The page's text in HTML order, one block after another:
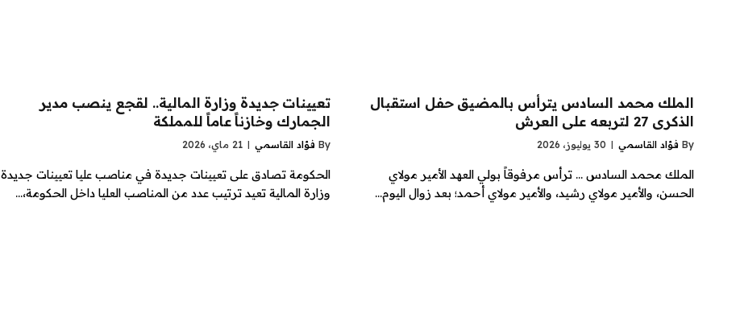
الملك محمد السادس يترأس بالمضيق حفل استقبال
الذكرى 27 لتربعه على العرش
By فؤاد القاسمي 30 يوليوز، 2026
الملك محمد السادس … ترأس مرفوقاً بولي العهد الأمير مولاي
الحسن، والأمير مولاي رشيد، والأمير مولاي أحمد؛ بعد زوال اليوم…
تعيينات جديدة وزارة المالية.. لقجع ينصب مدير
الجمارك وخازناً عاماً للمملكة
By فؤاد القاسمي 21 ماي، 2026
الحكومة تصادق على تعيينات جديدة في مناصب عليا تعيينات جديدة
وزارة المالية تعيد ترتيب عدد من المناصب العليا داخل الحكومة،…